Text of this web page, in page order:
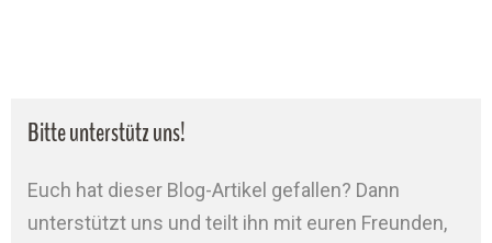
Bitte unterstütz uns!
Euch hat dieser Blog-Artikel gefallen? Dann
unterstützt uns und teilt ihn mit euren Freunden,